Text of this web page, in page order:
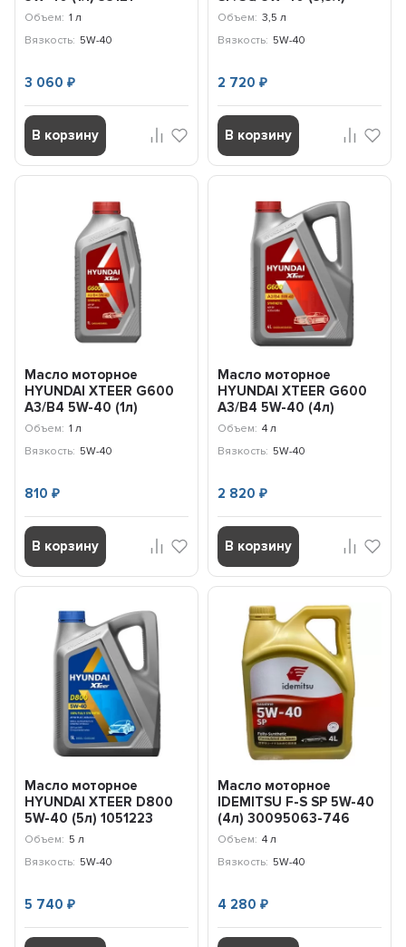
Объем: 1 л
Вязкость: 5W-40
3 060₽
В корзину
1071136
Объем: 3,5 л
Вязкость: 5W-40
2 720 ₽
В корзину
Масло моторное
HYUNDAI XTEER G600
A3/B4 5W-40 (1л)
1017002
Объем: 1 л
Вязкость: 5W-40
810₽
В корзину
Масло моторное
HYUNDAI XTEER G600
A3/B4 5W-40 (4л)
1047002
Объем: 4 л
Вязкость: 5W-40
2 820 ₽
В корзину
Масло моторное
HYUNDAI XTEER D800
5W-40 (5л) 1051223
Объем: 5 л
Вязкость: 5W-40
5 740₽
Масло моторное
IDEMITSU F-S SP 5W-40
(4л) 30095063-746
Объем: 4 л
Вязкость: 5W-40
4 280 ₽